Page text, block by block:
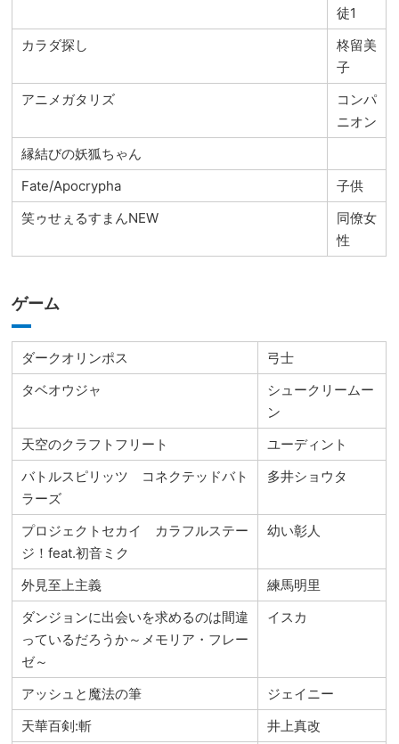
徒1
カラダ探し
柊留美
子
アニメガタリズ
コンパ
ニオン
縁結びの妖狐ちゃん
Fate/Apocrypha
子供
笑ゥせぇるすまんNEW
同僚女
性
ゲーム
ダークオリンポス
弓士
タベオウジャ
シュークリームー
ン
天空のクラフトフリート
ユーディント
バトルスピリッツ コネクテッドバト
ラーズ
多井ショウタ
プロジェクトセカイ カラフルステー
ジ！feat.初音ミク
幼い彰人
外見至上主義
練馬明里
ダンジョンに出会いを求めるのは間違
っているだろうか～メモリア・フレー
ゼ～
イスカ
アッシュと魔法の筆
ジェイニー
天華百剣:斬
井上真改